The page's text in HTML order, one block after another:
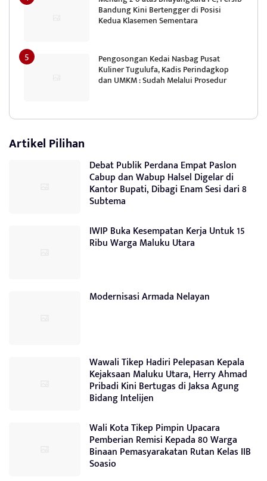
Bandung Kini Bertengger di Posisi
Kedua Klasemen Sementara
Pengosongan Kedai Nasbag Pusat
Kuliner Tugulufa, Kadis Perindagkop
dan UMKM : Sudah Melalui Prosedur
Artikel Pilihan
Debat Publik Perdana Empat Paslon
Cabup dan Wabup Halsel Digelar di
Kantor Bupati, Dibagi Enam Sesi dari 8
Subtema
IWIP Buka Kesempatan Kerja Untuk 15
Ribu Warga Maluku Utara
Modernisasi Armada Nelayan
Wawali Tikep Hadiri Pelepasan Kepala
Kejaksaan Maluku Utara, Herry Ahmad
Pribadi Kini Bertugas di Jaksa Agung
Bidang Intelijen
Wali Kota Tikep Pimpin Upacara
Pemberian Remisi Kepada 80 Warga
Binaan Pemasyarakatan Rutan Kelas IIB
Soasio